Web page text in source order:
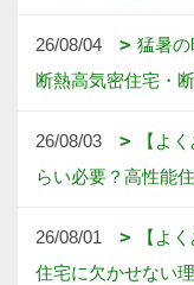
26/08/04
猛暑
断熱高気密住宅・
26/08/03
【よ
らい必要？高性能
26/08/01
【よ
住宅に欠かせない